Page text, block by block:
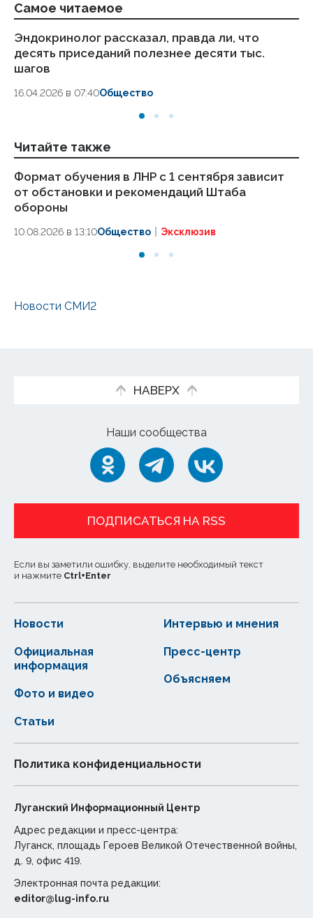
Самое читаемое
Эндокринолог рассказал, правда ли, что
десять приседаний полезнее десяти тыс.
шагов
16.04.2026 в 07:40Общество
Читайте также
Формат обучения в ЛНР с 1 сентября зависит
от обстановки и рекомендаций Штаба
обороны
10.08.2026 в 13:10Общество Эксклюзив
Новости СМИ2
НАВЕРХ
Наши сообщества
ПОДПИСАТЬСЯ НА RSS
Если вы заметили ошибку, выделите необходимый текст
и нажмите Ctrl+Enter
Новости
Статьи
Официальная
информация
Интервью и мнения
Фото и видео
Пресс-центр
Объясняем
Политика конфиденциальности
Луганский Информационный Центр
Адрес редакции и пресс-центра:
Луганск, площадь Героев Великой Отечественной войны,
д. 9, офис 419.
Электронная почта редакции:
editor@lug-info.ru